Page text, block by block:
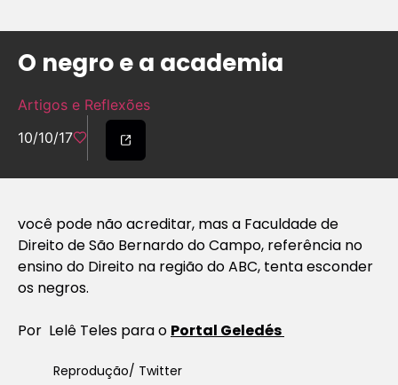
O negro e a academia
Artigos e Reflexões
10/10/17
você pode não acreditar, mas a Faculdade de
Direito de São Bernardo do Campo, referência no
ensino do Direito na região do ABC, tenta esconder
os negros.
Por Lelê Teles para o Portal Geledés
Reprodução/ Twitter